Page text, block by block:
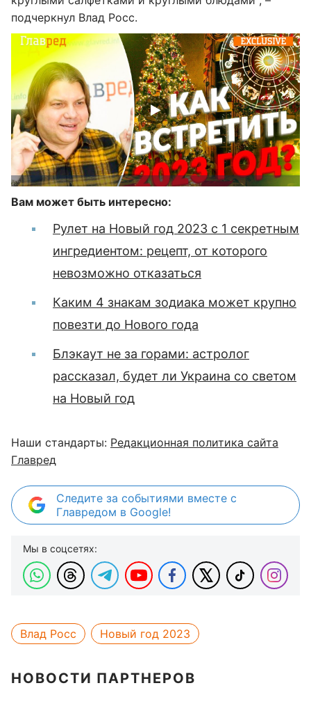
подчеркнул Влад Росс.
Вам может быть интересно:
Рулет на Новый год 2023 с 1 секретным
ингредиентом: рецепт, от которого
невозможно отказаться
Каким 4 знакам зодиака может крупно
повезти до Нового года
Блэкаут не за горами: астролог
рассказал, будет ли Украина со светом
на Новый год
Наши стандарты: Редакционная политика сайта
Главред
Следите за событиями вместе с
Главредом в Google!
Мы в соцсетях:
Влад Росс Новый год 2023
НОВОСТИ ПАРТНЕРОВ